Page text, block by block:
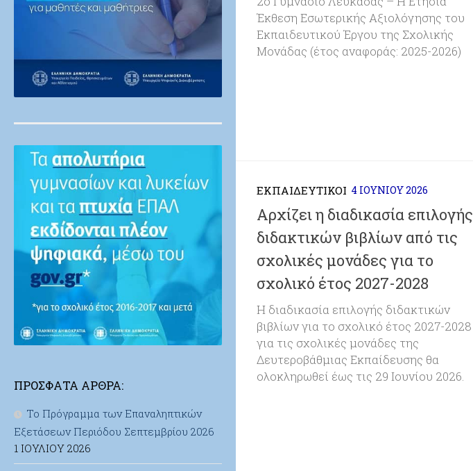
Έκθεση Εσωτερικής Αξιολόγησης του
Εκπαιδευτικού Έργου της Σχολικής
Μονάδας (έτος αναφοράς: 2025-2026)
ΕΚΠΑΙΔΕΥΤΙΚΟΊ 4 ΙΟΥΝΊΟΥ 2026
Αρχίζει η διαδικασία επιλογής
διδακτικών βιβλίων από τις
σχολικές μονάδες για το
σχολικό έτος 2027-2028
Η διαδικασία επιλογής διδακτικών
βιβλίων για το σχολικό έτος 2027-2028
για τις σχολικές μονάδες της
Δευτεροβάθμιας Εκπαίδευσης θα
ολοκληρωθεί έως τις 29 Ιουνίου 2026.
ΠΡΌΣΦΑΤΑ ΆΡΘΡΑ:
Το Πρόγραμμα των Επαναληπτικών
Εξετάσεων Περιόδου Σεπτεμβρίου 2026
1 ΙΟΥΛΊΟΥ 2026